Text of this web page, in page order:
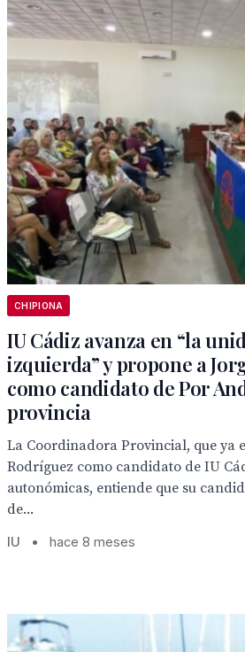
CHIPIONA
IU Cádiz avanza en “la
izquierda” y propone a
como candidato de Por
provincia
La Coordinadora Provincial, que ya
Rodríguez como candidato de IU
autonómicas, entiende que su
de...
IU • hace 8 meses